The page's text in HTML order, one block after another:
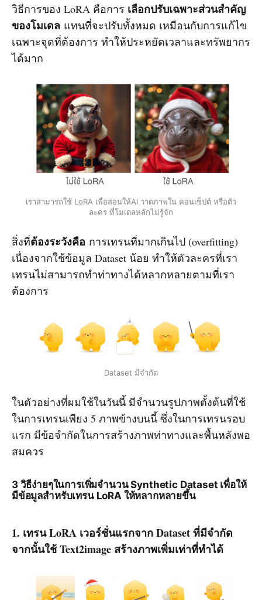
วิธีการของ LoRA คือการ เลือกปรับเฉพาะส่วนสำคัญ
ของโมเดล แทนที่จะปรับทั้งหมด เหมือนกับการแก้ไข
เฉพาะจุดที่ต้องการ ทำให้ประหยัดเวลาและทรัพยากร
ได้มาก
เราสามารถใช้ LoRA เพื่อสอนให้AI วาดภาพใน คอนเซ็ปต์ หรือตัว
ละคร ที่โมเดลหลักไม่รู้จัก
สิ่งที่ต้องระวังคือ การเทรนที่มากเกินไป (overfitting)
เนื่องจากใช้ข้อมูล Dataset น้อย ทำให้ตัวละครที่เรา
เทรนไม่สามารถทำท่าทางได้หลากหลายตามที่เรา
ต้องการ
Dataset มีจำกัด
ในตัวอย่างที่ผมใช้ในวันนี้ มีจำนวนรูปภาพตั้งต้นที่ใช้
ในการเทรนเพียง 5 ภาพข้างบนนี้ ซึ่งในการเทรนรอบ
แรก มีข้อจำกัดในการสร้างภาพท่าทางและพื้นหลังพอ
สมควร
3 วิธีง่ายๆในการเพิ่มจำนวน Synthetic Dataset เพื่อให้
มีข้อมูลสำหรับเทรน LoRA ให้หลากหลายขึ้น
1. เทรน LoRA เวอร์ชั่นแรกจาก Dataset ที่มีจำกัด
จากนั้นใช้ Text2image สร้างภาพเพิ่มเท่าที่ทำได้